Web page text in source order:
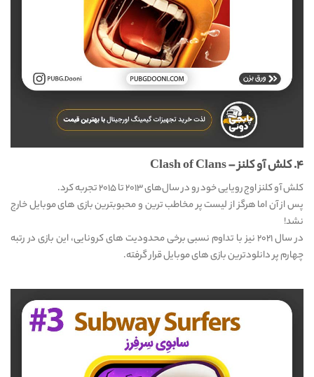
۴. کلش آو کلنز – Clash of Clans
کلش آو کلنز اوج رویایی خود رو در سال‌های ۲۰۱۳ تا ۲۰۱۵ تجربه کرد.
پس از‌ آن اما هرگز از لیست پر مخاطب ترین و محبوبترین بازی های موبایل خارج
نشد!
در سال ۲۰۲۱ نیز با تداوم نسبی برخی محدودیت های کرونایی، این بازی در رتبه
چهارم پر دانلودترین بازی های موبایل قرار گرفته.